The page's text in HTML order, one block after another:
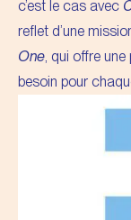
c’est le cas avec
reflet d’une
One, qui offre
besoin pour